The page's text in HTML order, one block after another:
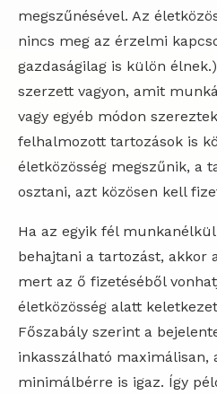
megszűnésével. Az
nincs meg az érzelmi
gazdaságilag is külön
szerzett vagyon, amit
vagy egyéb módon
felhalmozott tartozások is
életközösség megszűnik, a
osztani, azt közösen kell
Ha az egyik fél
behajtani a tartozást, akkor
mert az ő fizetéséből
életközösség alatt
Főszabály szerint a
inkasszálható maximálisan,
minimálbérre is igaz. Így